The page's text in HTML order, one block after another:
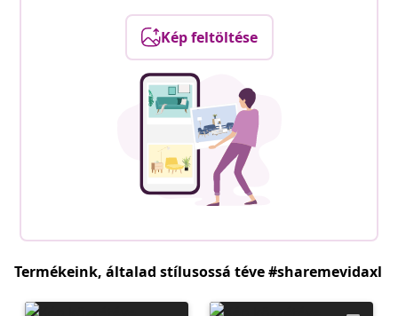
Kép feltöltése
Termékeink, általad stílusossá téve #sharemevidaxl